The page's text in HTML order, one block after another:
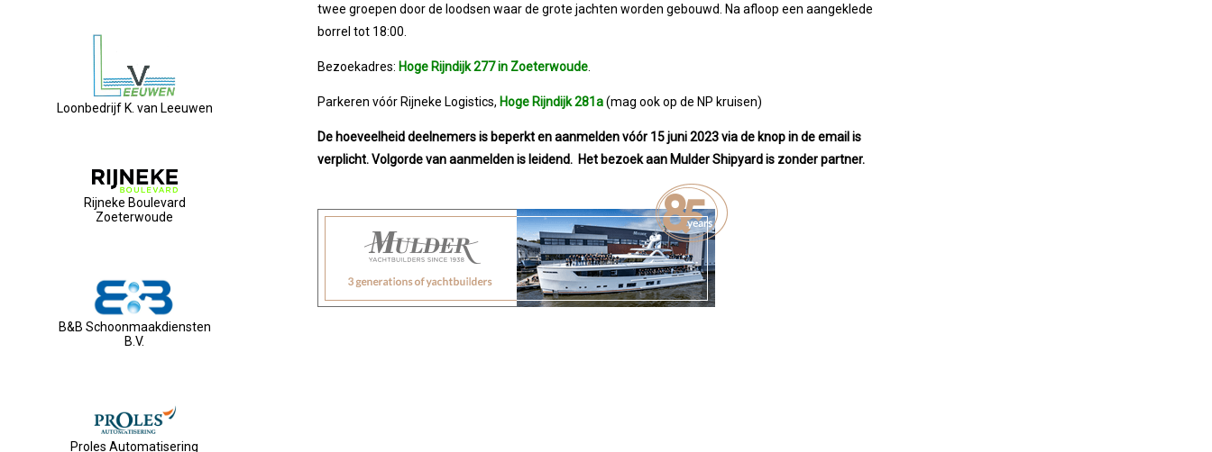
twee groepen door de loodsen waar de grote jachten worden gebouwd. Na afloop een aangeklede
borrel tot 18:00.
Bezoekadres: Hoge Rijndijk 277 in Zoeterwoude.
Parkeren vóór Rijneke Logistics, Hoge Rijndijk 281a(mag ook op de NP kruisen)
De hoeveelheid deelnemers is beperkt en aanmelden vóór 15 juni 2023 via de knop in de email is
verplicht. Volgorde van aanmelden is leidend. Het bezoek aan Mulder Shipyard is zonder partner.
Loonbedrijf K. van Leeuwen
Rijneke Boulevard
Zoeterwoude
B&B Schoonmaakdiensten
B.V.
Proles Automatisering